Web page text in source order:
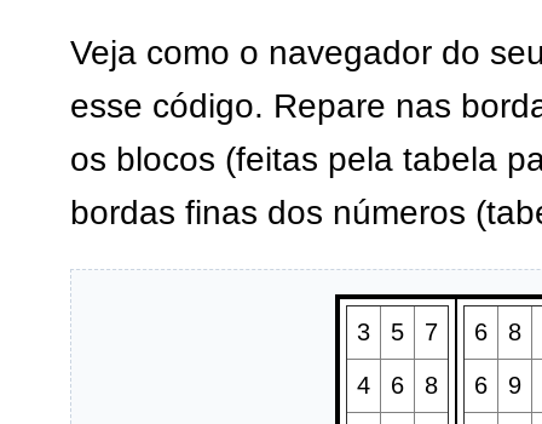
Veja como o navegador do
esse código. Repare nas
os blocos (feitas pela tabela
bordas finas dos números
3 5
7
4
6
8
6 8
6
9